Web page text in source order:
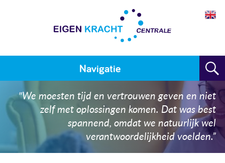
Navigatie
Home
Plan maken
"We moesten tijd en vertrouwen geven en niet
zelf met oplossingen komen. Dat was best
spannend, omdat we natuurlijk wel
verantwoordelijkheid voelden.”